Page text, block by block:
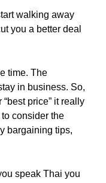
walking away
you a better deal
time. The
in business. So,
price” it really
consider the
bargaining tips,
speak Thai you